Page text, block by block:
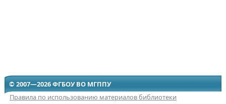
© 2007—2026 ФГБОУ ВО МГППУ
Правила по использованию материалов библиотеки